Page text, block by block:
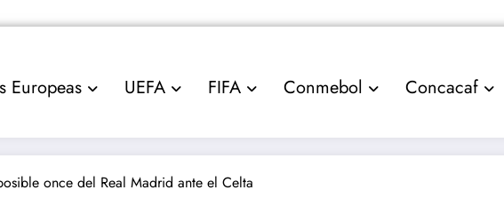
Europeas UEFA FIFA Conmebol Concacaf
once del Real Madrid ante el Celta